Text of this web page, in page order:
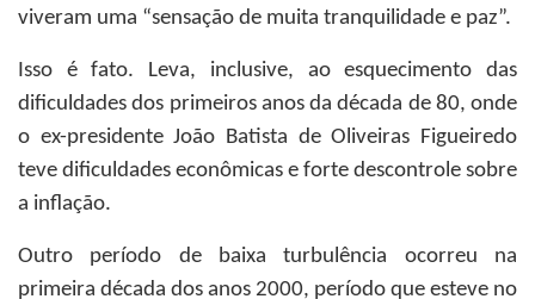
viveram uma “sensação de muita tranquilidade e paz”.
Isso é fato. Leva, inclusive, ao esquecimento das
dificuldades dos primeiros anos da década de 80, onde
o ex-presidente João Batista de Oliveiras Figueiredo
teve dificuldades econômicas e forte descontrole sobre
a inflação.
Outro período de baixa turbulência ocorreu na
primeira década dos anos 2000, período que esteve no